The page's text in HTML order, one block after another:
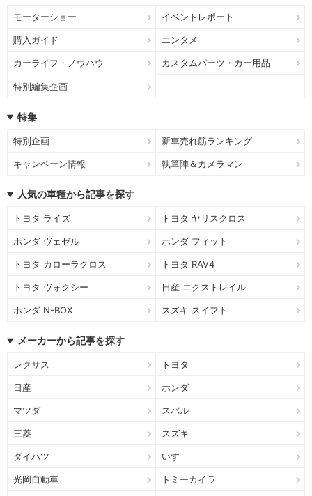
モーターショー イベントレポート
購入ガイド エンタメ
カーライフ・ノウハウ カスタムパーツ・カー用品
特別編集企画
特集
特別企画 新車売れ筋ランキング
キャンペーン情報 執筆陣＆カメラマン
人気の車種から記事を探す
トヨタ ライズ トヨタ ヤリスクロス
ホンダ ヴェゼル ホンダ フィット
トヨタ カローラクロス トヨタ RAV4
トヨタ ヴォクシー 日産 エクストレイル
ホンダ N-BOX スズキ スイフト
メーカーから記事を探す
レクサス トヨタ
日産 ホンダ
マツダ スバル
三菱 スズキ
ダイハツ いすゞ
光岡自動車 トミーカイラ